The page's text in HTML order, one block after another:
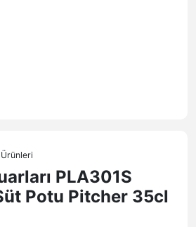
Ürünleri
PLA301S
Potu Pitcher 35cl